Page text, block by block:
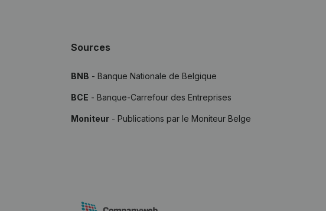
Sources
BNB - Banque Nationale de Belgique
BCE - Banque-Carrefour des Entreprises
Moniteur - Publications par le Moniteur Belge